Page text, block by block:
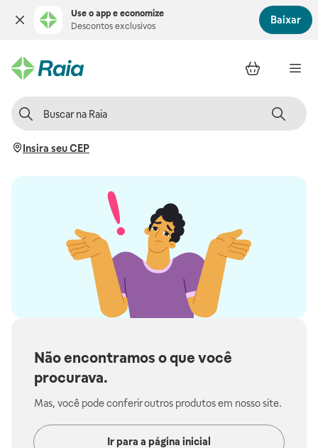
Use o app e economize
Descontos exclusivos
Baixar
Insira seu CEP
Não encontramos o que você
procurava.
Mas, você pode conferir outros produtos em nosso site.
Ir para a página inicial